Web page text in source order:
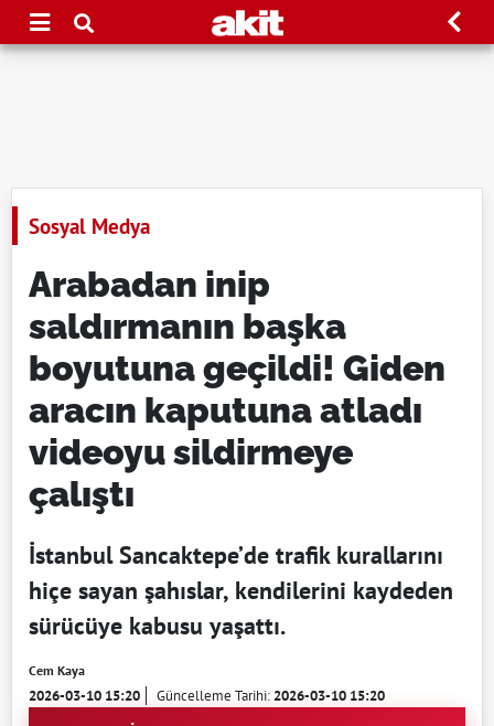
Sosyal Medya
Arabadan inip
saldırmanın başka
boyutuna geçildi! Giden
aracın kaputuna atladı
videoyu sildirmeye
çalıştı
İstanbul Sancaktepe’de trafik kurallarını
hiçe sayan şahıslar, kendilerini kaydeden
sürücüye kabusu yaşattı.
Cem Kaya
2026-03-10 15:20 Güncelleme Tarihi:2026-03-10 15:20